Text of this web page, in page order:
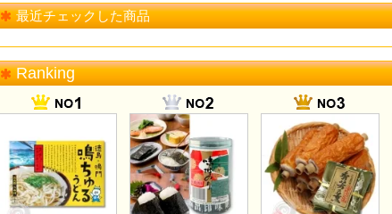
最近チェックした商品
Ranking